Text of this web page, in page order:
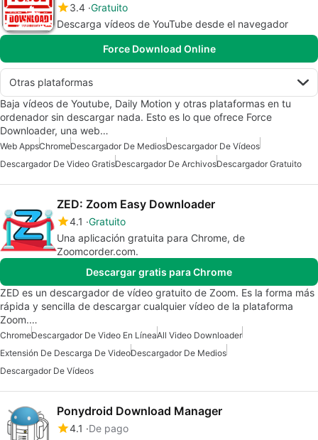
3.4 Gratuito
Descarga vídeos de YouTube desde el navegador
Force Download Online
Otras plataformas
Baja vídeos de Youtube, Daily Motion y otras plataformas en tu
ordenador sin descargar nada. Esto es lo que ofrece Force
Downloader, una web…
Web AppsChromeDescargador De MediosDescargador De Vídeos
Descargador De Video GratisDescargador De ArchivosDescargador Gratuito
ZED: Zoom Easy Downloader
4.1 Gratuito
Una aplicación gratuita para Chrome, de
Zoomcorder.com.
Descargar gratis para Chrome
ZED es un descargador de vídeo gratuito de Zoom. Es la forma más
rápida y sencilla de descargar cualquier vídeo de la plataforma
Zoom.…
ChromeDescargador De Video En LíneaAll Video Downloader
Extensión De Descarga De VideoDescargador De Medios
Descargador De Vídeos
Ponydroid Download Manager
4.1
De pago